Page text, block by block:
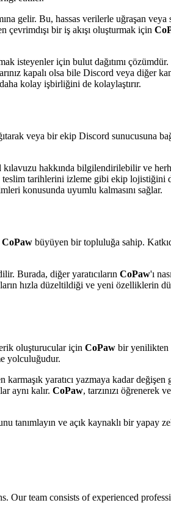
gelir. Bu, hassas verilerle uğraşan
çevrimdışı bir iş akışı oluşturmak için
isteyenler için bulut dağıtımı
kapalı olsa bile Discord veya diğer
kolay işbirliğini de kolaylaştırır.
veya bir ekip Discord sunucusuna
hakkında bilgilendirilebilir ve
teslim tarihlerini izleme gibi ekip lojistiğini
konusunda uyumlu kalmasını sağlar.
CoPaw büyüyen bir topluluğa sahip.
Burada, diğer yaratıcıların CoPaw'ı
hızla düzeltildiği ve yeni özelliklerin
oluşturucular için CoPaw bir yenilikten
yolculuğudur.
karmaşık yaratıcı yazmaya kadar
aynı kalır. CoPaw, tarzınızı öğrenerek
tanımlayın ve açık kaynaklı bir yapay
team consists of experienced